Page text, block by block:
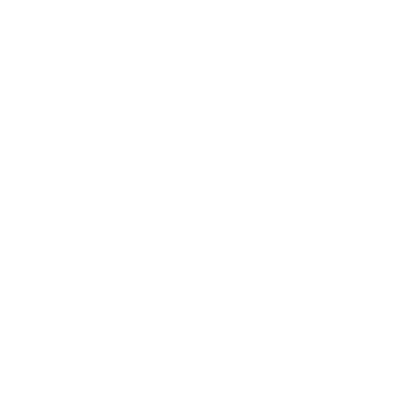
с
в
дозу
из
дозы
на
видов
МИК
tropicalis
видов.
и